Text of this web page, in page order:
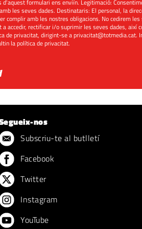
d'aquest formulari ens enviïn. Legitimació:
les seves dades. Destinataris: El personal, la
complir amb les nostres obligacions. No cedirem les
accedir, rectificar i/o suprimir les seves dades, així
de privacitat, dirigint-se aprivacitat@totmedia.cat.
lapolítica de privacitat.
nos
Subscriu-te al butlletí
Facebook
Twitter
Instagram
YouTube